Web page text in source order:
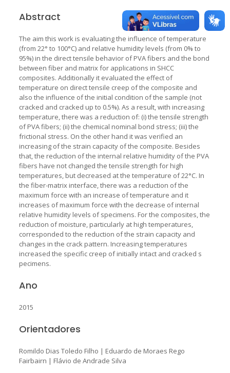
Abstract
The aim this work is evaluating the influence of temperature
(from 22° to 100°C) and relative humidity levels (from 0% to
95%) in the direct tensile behavior of PVA fibers and the bond
between fiber and matrix for applications in SHCC
composites. Additionally it evaluated the effect of
temperature on direct tensile creep of the composite and
also the influence of the initial condition of the sample (not
cracked and cracked up to 0.5%). As a result, with increasing
temperature, there was a reduction of: (i) the tensile strength
of PVA fibers; (ii) the chemical nominal bond stress; (iii) the
frictional stress. On the other hand it was verified an
increasing of the strain capacity of the composite. Besides
that, the reduction of the internal relative humidity of the PVA
fibers have not changed the tensile strength for high
temperatures, but decreased at the temperature of 22°C. In
the fiber-matrix interface, there was a reduction of the
maximum force with an increase of temperature and it
increases of maximum force with the decrease of internal
relative humidity levels of specimens. For the composites, the
reduction of moisture, particularly at high temperatures,
corresponded to the reduction of the strain capacity and
changes in the crack pattern. Increasing temperatures
increased the specific creep of initially intact and cracked s
pecimens.
Ano
2015
Orientadores
Romildo Dias Toledo Filho | Eduardo de Moraes Rego
Fairbairn | Flávio de Andrade Silva